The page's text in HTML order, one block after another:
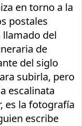
en torno a la
postales
llamado del
de
del siglo
subirla, pero
escalinata
es la fotografía
escribe